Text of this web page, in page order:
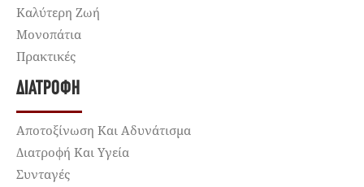
Καλύτερη Ζωή
Μονοπάτια
Πρακτικές
ΔΙΑΤΡΟΦΉ
Αποτοξίνωση Και Αδυνάτισμα
Διατροφή Και Υγεία
Συνταγές